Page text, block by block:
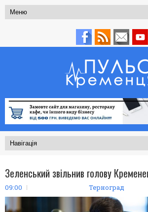
Зеленський звільнив голову
09:00 Терноград